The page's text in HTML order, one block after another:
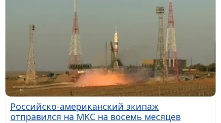
Российско-американский экипаж
отправился на МКС на восемь месяцев